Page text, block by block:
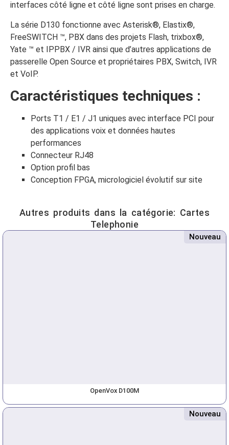
interfaces côté ligne et côté ligne sont prises en charge.
La série D130 fonctionne avec Asterisk®, Elastix®,
FreeSWITCH ™, PBX dans des projets Flash, trixbox®,
Yate ™ et IPPBX / IVR ainsi que d’autres applications de
passerelle Open Source et propriétaires PBX, Switch, IVR
et VoIP.
Caractéristiques techniques :
Ports T1 / E1 / J1 uniques avec interface PCI pour
des applications voix et données hautes
performances
Connecteur RJ48
Option profil bas
Conception FPGA, micrologiciel évolutif sur site
Autres produits dans la catégorie: Cartes
Telephonie
Nouveau
OpenVox D100M
Nouveau